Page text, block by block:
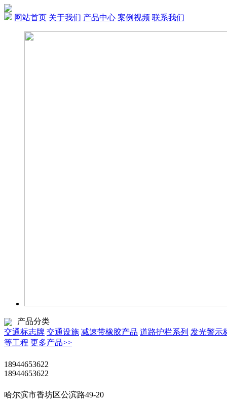
网站首页 关于我们 产品中心 案例视频 联系我们
产品分类
交通标志牌 交通设施 减速带橡胶产品 道路护栏系列 发光警示
等工程 更多产品>>
18944653622
18944653622
哈尔滨市香坊区公滨路49-20